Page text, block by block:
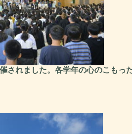
されました。各学年の心のこも